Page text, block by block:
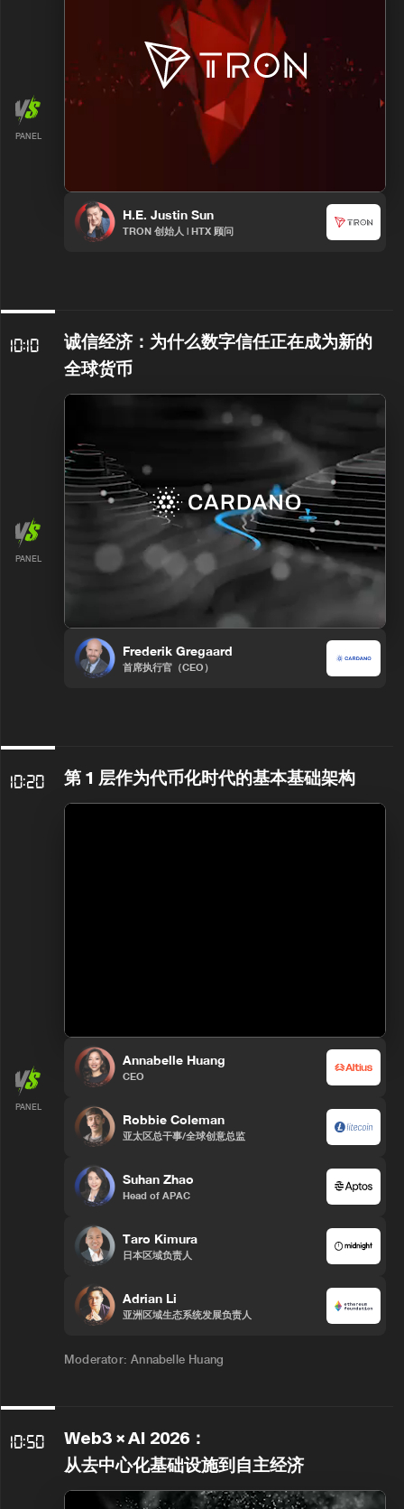
PANEL
H.E. Justin Sun
TRON 创始人 | HTX 顾问
10:10
PANEL
诚信经济：为什么数字信任正在成为新的
全球货币
Frederik Gregaard
首席执行官（CEO）
10:20
PANEL
第 1 层作为代币化时代的基本基础架构
Annabelle Huang
CEO
Robbie Coleman
亚太区总干事/全球创意总监
Suhan Zhao
Head of APAC
Taro Kimura
日本区域负责人
Adrian Li
亚洲区域生态系统发展负责人
Moderator: Annabelle Huang
10:50
Web3 × AI 2026：
从去中心化基础设施到自主经济